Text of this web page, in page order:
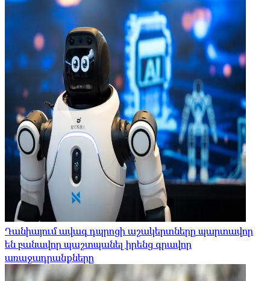
Դանիայում ավագ դպրոցի աշակերտները պարտավոր
են բանավոր պաշտպանել իրենց գրավոր
առաջադրանքները